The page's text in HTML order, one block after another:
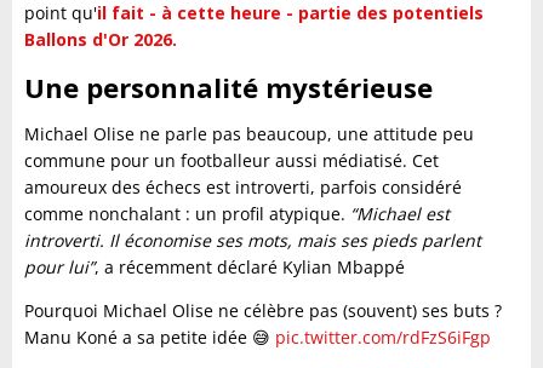
point qu'il fait - à cette heure - partie des potentiels
Ballons d'Or 2026.
Une personnalité mystérieuse
Michael Olise ne parle pas beaucoup, une attitude peu
commune pour un footballeur aussi médiatisé. Cet
amoureux des échecs est introverti, parfois considéré
comme nonchalant : un profil atypique. “Michael est
introverti. Il économise ses mots, mais ses pieds parlent
pour lui”, a récemment déclaré Kylian Mbappé
Pourquoi Michael Olise ne célèbre pas (souvent) ses buts ?
Manu Koné a sa petite idée 😅 pic.twitter.com/rdFzS6iFgp